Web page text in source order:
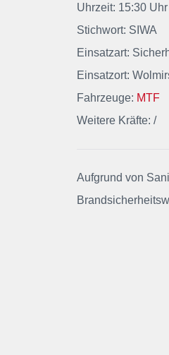
Uhrzeit: 15:30 Uhr
Stichwort: SIWA
Einsatzart:
Einsatzort:
Fahrzeuge: MTF
Weitere Kräfte: /
Aufgrund von